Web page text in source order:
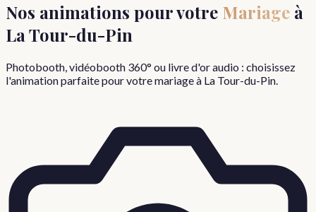
Nos animations pour votre Mariage à
La Tour-du-Pin
Photobooth, vidéobooth 360° ou livre d'or audio : choisissez
l'animation parfaite pour votremariageà La Tour-du-Pin.